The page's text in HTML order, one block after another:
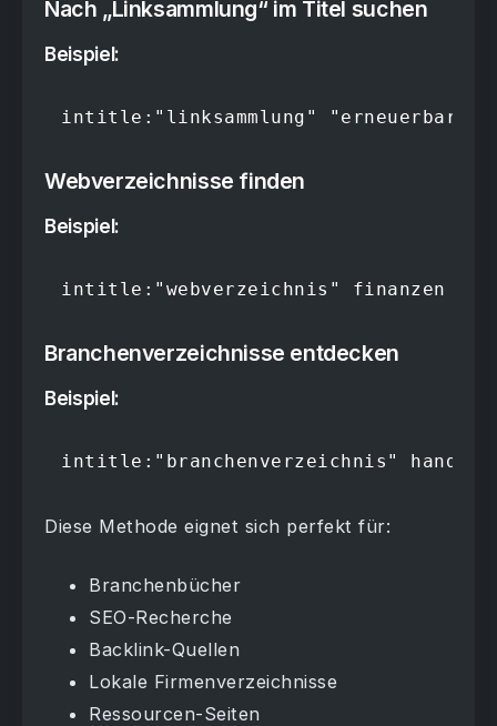
Nach „Linksammlung“ im Titel suchen
Beispiel:
intitle:"linksammlung" "erneuerbare
Webverzeichnisse finden
Beispiel:
intitle:"webverzeichnis" finanzen
Branchenverzeichnisse entdecken
Beispiel:
intitle:"branchenverzeichnis"
Diese Methode eignet sich perfekt für:
Branchenbücher
SEO-Recherche
Backlink-Quellen
Lokale Firmenverzeichnisse
Ressourcen-Seiten